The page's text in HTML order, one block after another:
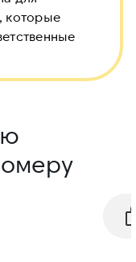
которые